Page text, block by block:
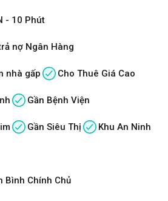
- 10 Phút
nợ Ngân Hàng
nhà gấp Cho Thuê Giá Cao
Gần Bệnh Viện
Gần Siêu Thị Khu An Ninh
Bình Chính Chủ